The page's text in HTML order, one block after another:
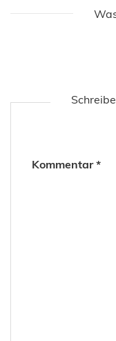
Kommentar*